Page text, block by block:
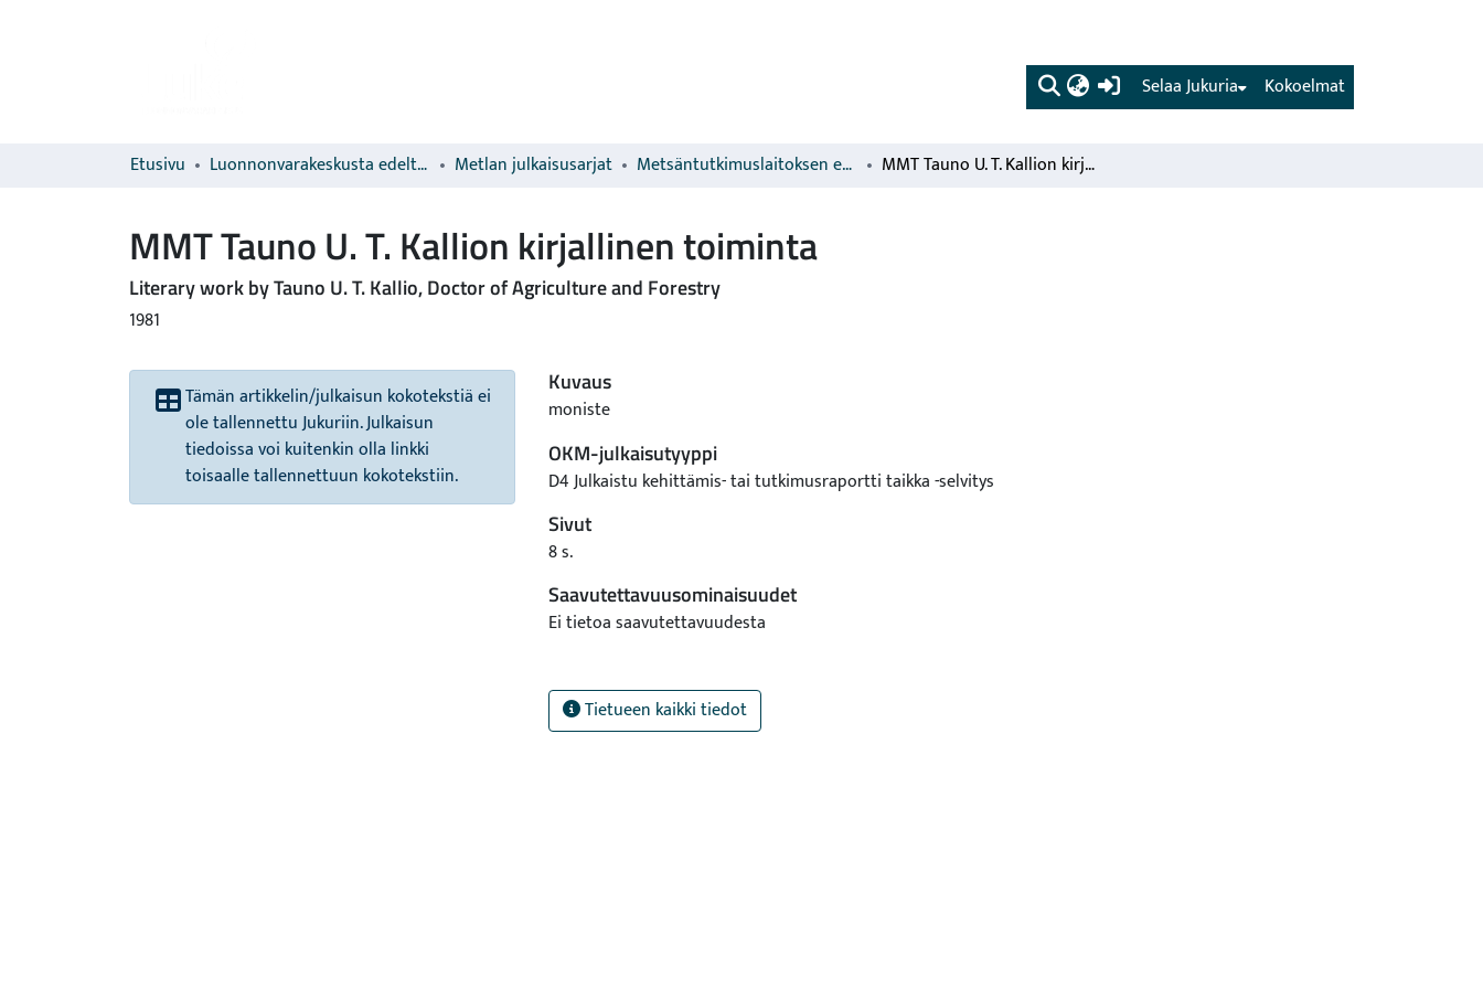
(current) Kokoelmat
Selaa Jukuria
Etusivu Luonnonvarakeskusta edeltävien organisaatioiden sarjat Metlan julkaisusarjat Metsäntutkimuslaitoksen erillisjulkaisut MMT Tauno U. T. Kallion kirjallinen toiminta
MMT Tauno U. T. Kallion kirjallinen toiminta
Literary work by Tauno U. T. Kallio, Doctor of Agriculture and Forestry
1981
Tämän artikkelin/julkaisun kokotekstiä ei
ole tallennettu Jukuriin. Julkaisun
tiedoissa voi kuitenkin olla linkki
toisaalle tallennettuun kokotekstiin.
Kuvaus
moniste
OKM-julkaisutyyppi
D4 Julkaistu kehittämis- tai tutkimusraportti taikka -selvitys
Sivut
8 s.
Saavutettavuusominaisuudet
Ei tietoa saavutettavuudesta
Tietueen kaikki tiedot